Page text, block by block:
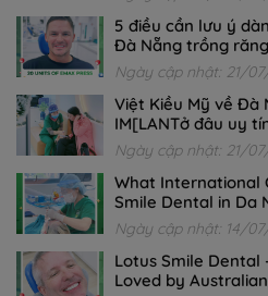
5 điều cần lưu ý
Đà Nẵng trồng
Ngày cập nhật: 21/
Việt Kiều Mỹ về Đà
IM[LANTở đâu uy
Ngày cập nhật: 21/
What International
Smile Dental in Da
Ngày cập nhật: 14/
Lotus Smile Dental
Loved by Australian